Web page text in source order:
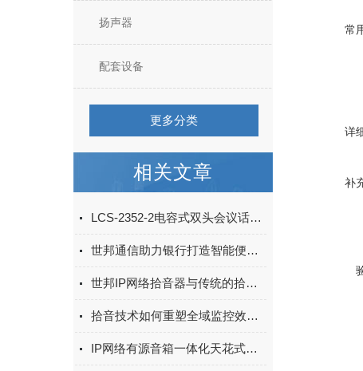
扬声器
配套设备
更多分类
相关文章
LCS-2352-2电容式双头会议话筒：会场清晰拾音音频配套设备
世邦通信助力银行打造智能便捷、开放共享的综合性指挥会议室
世邦IP网络拾音器与传统的拾音器有什么区别？
拾音技术如何重塑全域监控效能：绘声绘色的安防新境界
IP网络有源音箱一体化天花式设计，精致美观
常
详
补